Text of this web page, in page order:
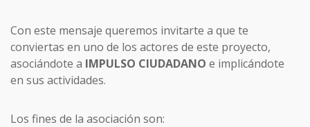
Con este mensaje queremos invitarte a que te
conviertas en uno de los actores de este proyecto,
asociándote a IMPULSO CIUDADANO e implicándote
en sus actividades.
Los fines de la asociación son: